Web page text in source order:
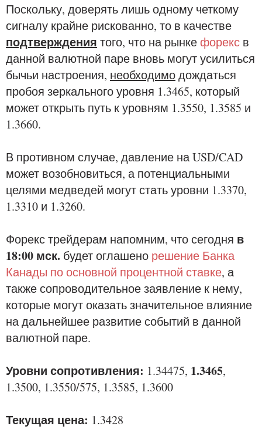
Поскольку, доверять лишь одному четкому
сигналу крайне рискованно, то в качестве
подтверждения того, что на рынкефорекс в
данной валютной паре вновь могут усилиться
бычьи настроения, необходимодождаться
пробоя зеркального уровня 1.3465, который
может открыть путь к уровням 1.3550, 1.3585 и
1.3660.
В противном случае, давление на USD/CAD
может возобновиться, а потенциальными
целями медведей могут стать уровни 1.3370,
1.3310 и 1.3260.
Форекс трейдерам напомним, что сегодня в
18:00 мск. будет оглашено решение Банка
Канады по основной процентной ставке, а
также сопроводительное заявление к нему,
которые могут оказать значительное влияние
на дальнейшее развитие событий в данной
валютной паре.
Уровни сопротивления: 1.34475, 1.3465,
1.3500, 1.3550/575, 1.3585, 1.3600
Текущая цена: 1.3428